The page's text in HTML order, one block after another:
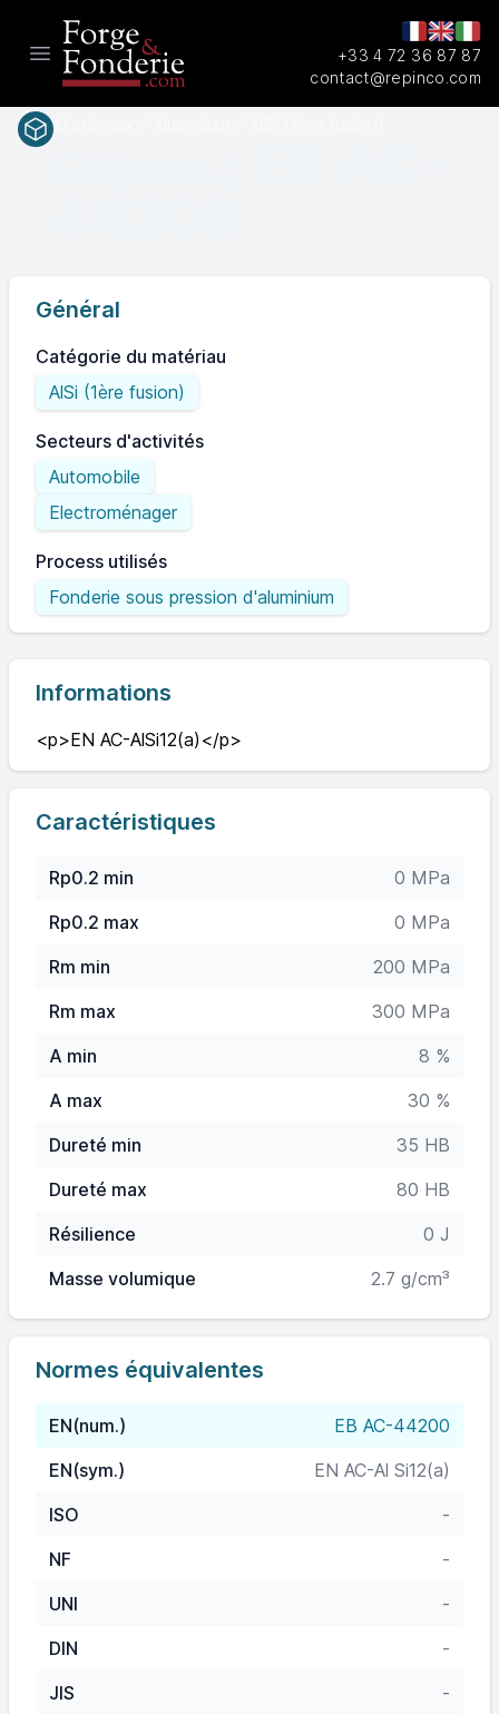
Open main menu
+33 4 72 36 87 87
contact@repinco.com
Général
Catégorie du matériau
AlSi (1ère fusion)
Secteurs d'activités
Automobile
Electroménager
Process utilisés
Fonderie sous pression d'aluminium
Informations
<p>EN AC-AlSi12(a)</p>
Caractéristiques
Rp0.2 min
0 MPa
Rp0.2 max
0 MPa
Rm min
200 MPa
Rm max
300 MPa
A min
8 %
A max
30 %
Dureté min
35 HB
Dureté max
80 HB
Résilience
0 J
Masse volumique
2.7 g/cm³
Normes équivalentes
EN(num.)
EB AC-44200
EN(sym.)
EN AC-Al Si12(a)
ISO
-
NF
-
UNI
-
DIN
-
JIS
-